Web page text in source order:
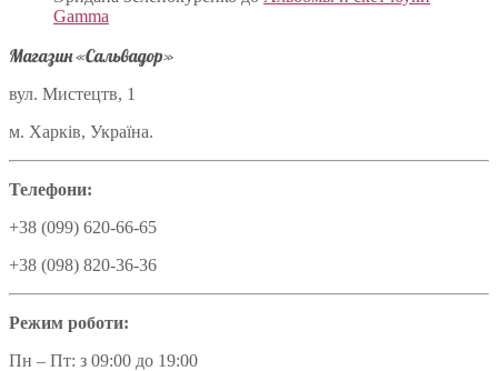
Gamma
Магазин «Сальвадор»
вул. Мистецтв, 1
м. Харків, Україна.
Телефони:
+38 (099) 620-66-65
+38 (098) 820-36-36
Режим роботи:
Пн – Пт: з 09:00 до 19:00